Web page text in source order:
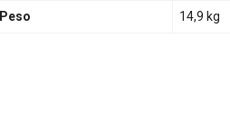
Peso 14,9 kg